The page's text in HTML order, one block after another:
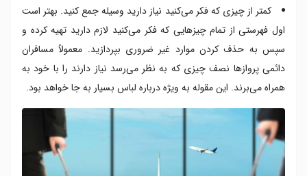
کمتر از چیزی که فکر می‌کنید نیاز دارید وسیله جمع کنید. بهتر است
اول فهرستی از تمام چیزهایی که فکر می‌کنید لازم دارید تهیه کرده و
سپس به حذف کردن موارد غیر ضروری بپردازید. معمولاً مسافران
دائمی پروازها نصف چیزی که به نظر می‌رسد نیاز دارند را با خود به
همراه می‌برند. این مقوله به ویژه درباره لباس بسیار به جا خواهد بود.